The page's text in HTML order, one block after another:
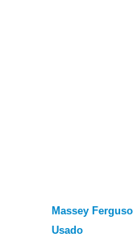
Massey
Usado